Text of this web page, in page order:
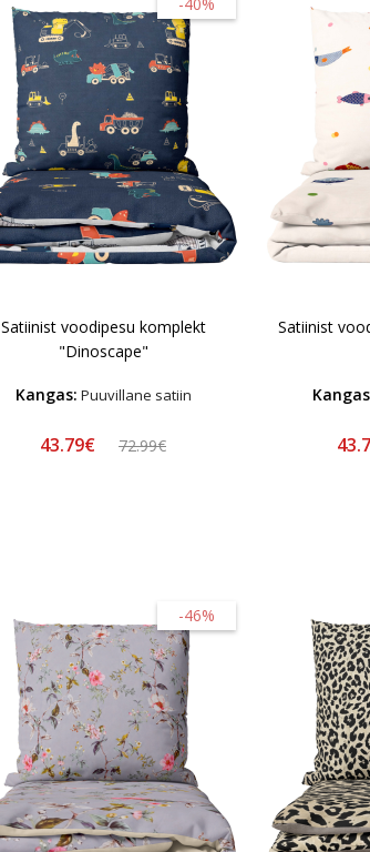
Satiinist voodipesu komplekt
"Dinoscape"
Kangas: Puuvillane satiin
43.79€ 72.99€
Satiinist
-46%